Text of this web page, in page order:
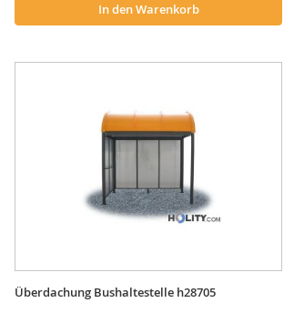
In den Warenkorb
Überdachung Bushaltestelle h28705